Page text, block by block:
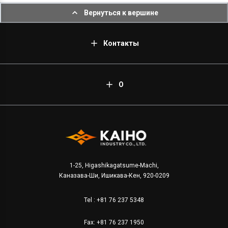
Вернуться к вершине
Контакты
О
1-25, Higashikagatsume-Machi,
Каназава-Ши, Ишикава-Кен, 920-0209
Tel : +81 76 237 5348
Fax: +81 76 237 1950